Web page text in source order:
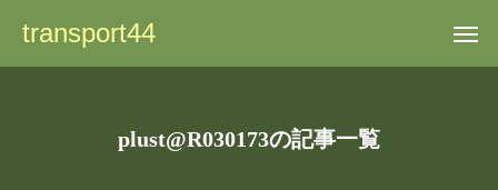
transport44
plust@R030173の記事一覧